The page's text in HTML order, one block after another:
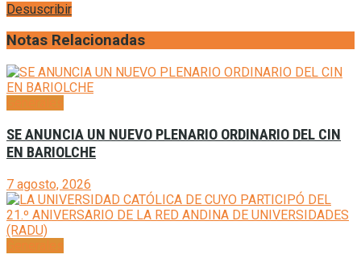
Desuscribir
Notas Relacionadas
SE ANUNCIA UN NUEVO PLENARIO ORDINARIO DEL CIN
EN BARIOLCHE
7 agosto, 2026